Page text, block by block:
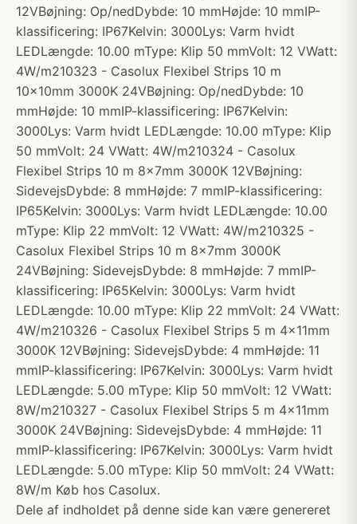
12VBøjning: Op/nedDybde: 10 mmHøjde: 10 mmIP-
klassificering: IP67Kelvin: 3000Lys: Varm hvidt
LEDLængde: 10.00 mType: Klip 50 mmVolt: 12 VWatt:
4W/m210323 - Casolux Flexibel Strips 10 m
10x10mm 3000K 24VBøjning: Op/nedDybde: 10
mmHøjde: 10 mmIP-klassificering: IP67Kelvin:
3000Lys: Varm hvidt LEDLængde: 10.00 mType: Klip
50 mmVolt: 24 VWatt: 4W/m210324 - Casolux
Flexibel Strips 10 m 8x7mm 3000K 12VBøjning:
SidevejsDybde: 8 mmHøjde: 7 mmIP-klassificering:
IP65Kelvin: 3000Lys: Varm hvidt LEDLængde: 10.00
mType: Klip 22 mmVolt: 12 VWatt: 4W/m210325 -
Casolux Flexibel Strips 10 m 8x7mm 3000K
24VBøjning: SidevejsDybde: 8 mmHøjde: 7 mmIP-
klassificering: IP65Kelvin: 3000Lys: Varm hvidt
LEDLængde: 10.00 mType: Klip 22 mmVolt: 24 VWatt:
4W/m210326 - Casolux Flexibel Strips 5 m 4x11mm
3000K 12VBøjning: SidevejsDybde: 4 mmHøjde: 11
mmIP-klassificering: IP67Kelvin: 3000Lys: Varm hvidt
LEDLængde: 5.00 mType: Klip 50 mmVolt: 12 VWatt:
8W/m210327 - Casolux Flexibel Strips 5 m 4x11mm
3000K 24VBøjning: SidevejsDybde: 4 mmHøjde: 11
mmIP-klassificering: IP67Kelvin: 3000Lys: Varm hvidt
LEDLængde: 5.00 mType: Klip 50 mmVolt: 24 VWatt:
8W/m Køb hos Casolux.
Dele af indholdet på denne side kan være genereret